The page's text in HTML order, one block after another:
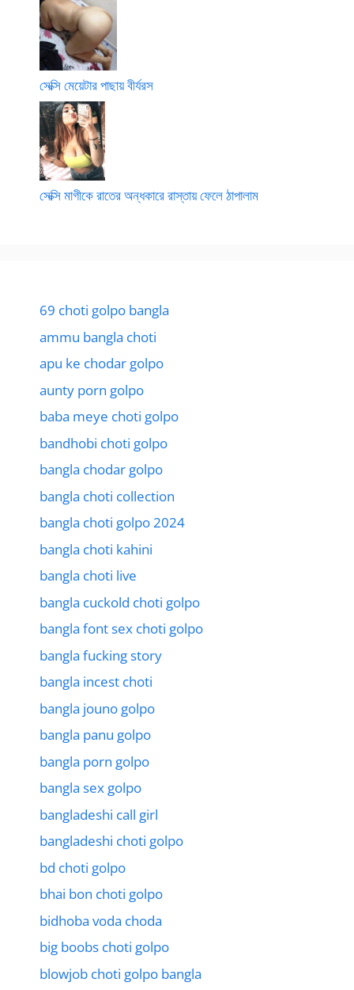
সেক্সি মেয়েটার পাছায় বীর্যরস
সেক্সি মাগীকে রাতের অন্ধকারে রাস্তায় ফেলে ঠাপালাম
69 choti golpo bangla
ammu bangla choti
apu ke chodar golpo
aunty porn golpo
baba meye choti golpo
bandhobi choti golpo
bangla chodar golpo
bangla choti collection
bangla choti golpo 2024
bangla choti kahini
bangla choti live
bangla cuckold choti golpo
bangla font sex choti golpo
bangla fucking story
bangla incest choti
bangla jouno golpo
bangla panu golpo
bangla porn golpo
bangla sex golpo
bangladeshi call girl
bangladeshi choti golpo
bd choti golpo
bhai bon choti golpo
bidhoba voda choda
big boobs choti golpo
blowjob choti golpo bangla